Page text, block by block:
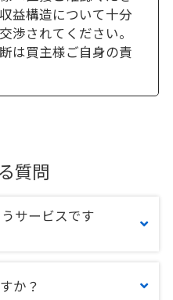
益構造について十分
渉されてください。
は買主様ご自身の責
質問
サービスです
か？